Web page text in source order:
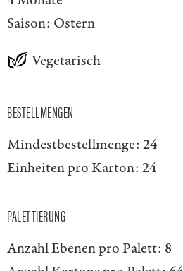
Saison: Ostern
Vegetarisch
BESTELLMENGEN
Mindestbestellmenge: 24
Einheiten pro Karton: 24
PALETTIERUNG
Anzahl Ebenen pro Palett: 8